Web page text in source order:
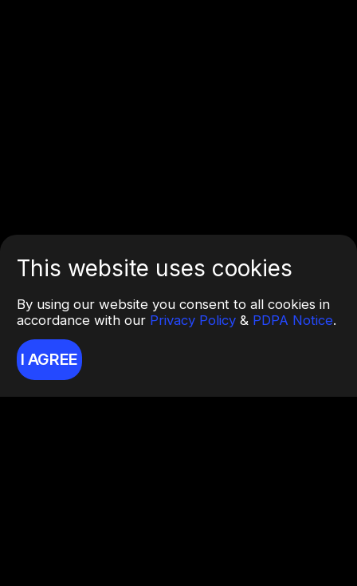
This website uses cookies
By using our website you consent to all cookies in
accordance with our Privacy Policy & PDPA Notice.
I AGREE